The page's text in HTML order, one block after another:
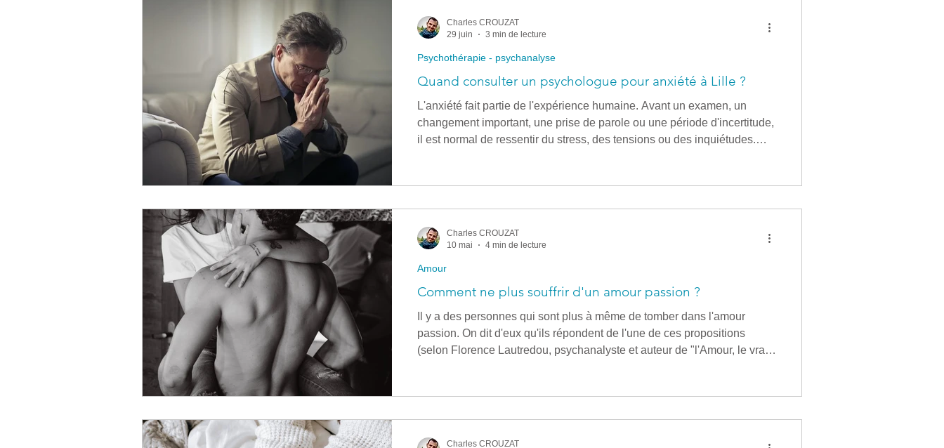
compréhensi
Quand consulter un psychologue pour anxiété à Lille ?
L'anxiété fait partie de l'expérience humaine. Avant un examen, un
changement important, une prise de parole ou une période d'incertitude,
il est normal de ressentir du stress, des tensions ou des inquiétudes.
parfois par peser sur le sommeil, les relations, le travail ou la capacité à
profiter du quotidien. Dans ces moments-là, consulte
Psychothérapie - psychanalyse
Charles CROUZAT
29 juin
3 min de lecture
Comment ne plus souffrir d'un amour passion ?
Il y a des personnes qui sont plus à même de tomber dans l'amour
passion. On dit d'eux qu'ils répondent de l'une de ces propositions
(selon Florence Lautredou, psychanalyste et auteur de "l'Amour, le vrai")
d'autres et ont une appétence sexuelle forte (la passion étant liée à cette
énergie là), Ils ont tout simplement un désir de vivre p
Amour
Charles CROUZAT
10 mai
4 min de lecture
Charles CROUZAT